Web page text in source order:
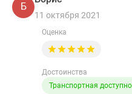
Б
11 октября 2021
Оценка
Достоинства
Транспортная